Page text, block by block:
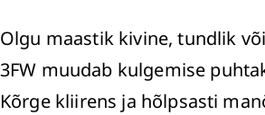
Olgu maastik kivine, tundlik
3FW muudab kulgemise
Kõrge kliirens ja hõlpsasti